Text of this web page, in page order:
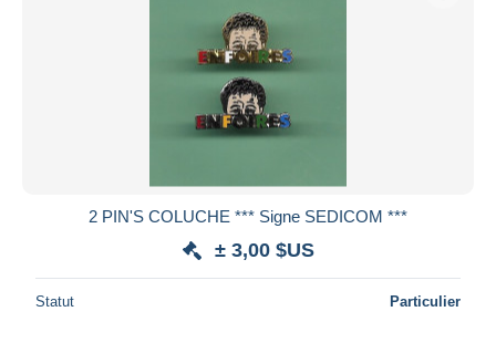
2 PIN'S COLUCHE *** Signe SEDICOM ***
± 3,00 $US
Statut Particulier